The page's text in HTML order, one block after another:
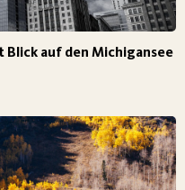
Blick auf den Michigansee